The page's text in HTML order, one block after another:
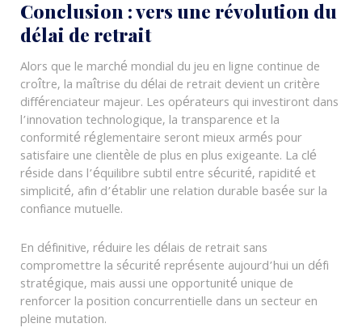
Conclusion : vers une révolution du
délai de retrait
Alors que le marché mondial du jeu en ligne continue de
croître, la maîtrise du délai de retrait devient un critère
différenciateur majeur. Les opérateurs qui investiront dans
l’innovation technologique, la transparence et la
conformité réglementaire seront mieux armés pour
satisfaire une clientèle de plus en plus exigeante. La clé
réside dans l’équilibre subtil entre sécurité, rapidité et
simplicité, afin d’établir une relation durable basée sur la
confiance mutuelle.
En définitive, réduire les délais de retrait sans
compromettre la sécurité représente aujourd’hui un défi
stratégique, mais aussi une opportunité unique de
renforcer la position concurrentielle dans un secteur en
pleine mutation.